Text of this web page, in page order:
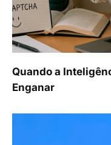
Quando a
Enganar